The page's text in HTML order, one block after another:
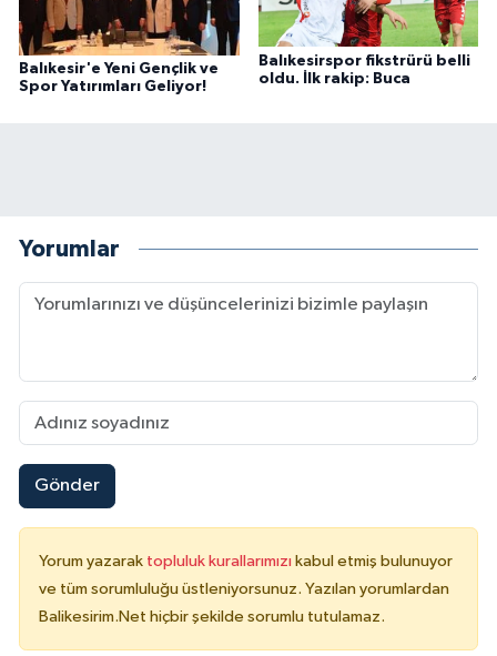
Balıkesir'e Yeni Gençlik ve
Spor Yatırımları Geliyor!
Balıkesirspor fikstrürü belli
oldu. İlk rakip: Buca
Yorumlar
Gönder
Yorum yazarak topluluk kurallarımızı kabul etmiş bulunuyor
ve tüm sorumluluğu üstleniyorsunuz. Yazılan yorumlardan
Balikesirim.Net hiçbir şekilde sorumlu tutulamaz.